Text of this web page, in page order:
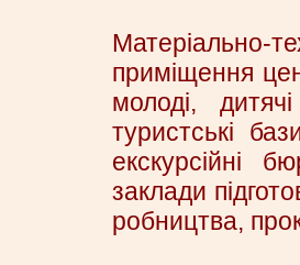
Матеріально-
приміщення
молоді,
туристські
екскурсійні
заклади
робництва,